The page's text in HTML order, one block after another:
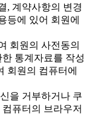
, 계약사항의 변경
등에 있어 회원에
회원의 사전동의
통계자료를 작성
회원의 컴퓨터에
을 거부하거나 쿠
퓨터의 브라우저